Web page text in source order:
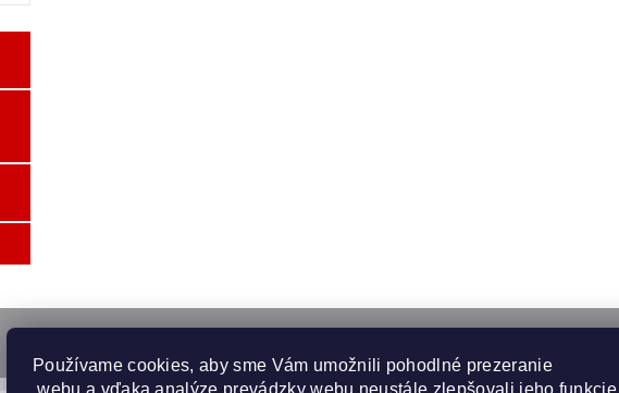
Používame cookies, aby sme Vám umožnili pohodlné prezeranie
webu a vďaka analýze prevádzky webu neustále zlepšovali jeho funkcie,